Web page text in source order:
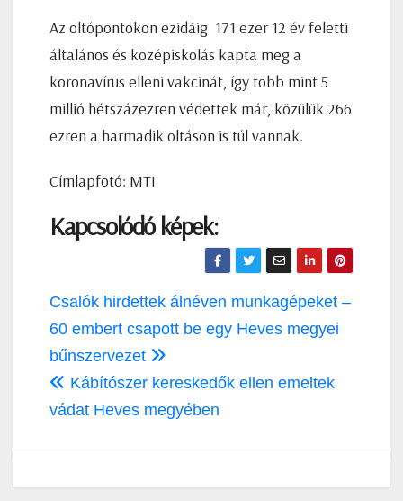
Az oltópontokon ezidáig 171 ezer 12 év feletti
általános és középiskolás kapta meg a
koronavírus elleni vakcinát, így több mint 5
millió hétszázezren védettek már, közülük 266
ezren a harmadik oltáson is túl vannak.
Címlapfotó: MTI
Kapcsolódó képek:
Bejegyzés
navigáció
Csalók hirdettek álnéven munkagépeket –
60 embert csapott be egy Heves megyei
bűnszervezet
Kábítószer kereskedők ellen emeltek
vádat Heves megyében